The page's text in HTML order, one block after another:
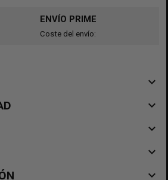
ENVÍO PRIME
Coste del envío:
navigate_before
navigate_before
navigate_before
navigate_before
navigate_before